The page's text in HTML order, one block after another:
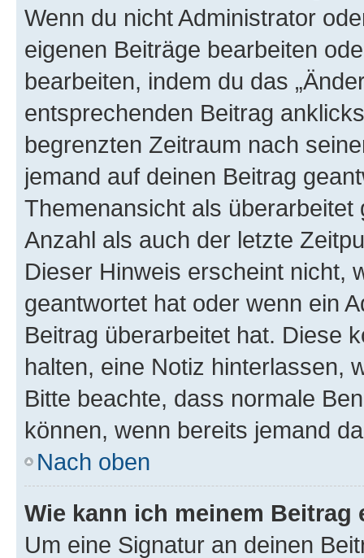
Wenn du nicht Administrator
eigenen Beiträge bearbeiten
bearbeiten, indem du das
entsprechenden Beitrag
begrenzten Zeitraum nach
jemand auf deinen Beitrag
Themenansicht als
Anzahl als auch der letzte
Dieser Hinweis erscheint nicht,
geantwortet hat oder wenn ein
Beitrag überarbeitet hat. Diese
halten, eine Notiz hinterlassen,
Bitte beachte, dass normale
können, wenn bereits jemand
Nach oben
Wie kann ich meinem
Um eine Signatur an deinen